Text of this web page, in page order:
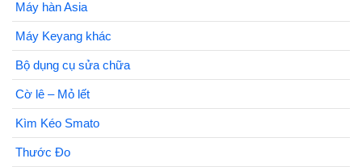
Máy hàn Asia
Máy Keyang khác
Bộ dụng cụ sửa chữa
Cờ lê – Mỏ lết
Kìm Kéo Smato
Thước Đo